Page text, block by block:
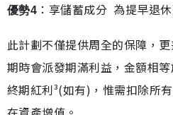
優勢4 ：享儲蓄成分 為提早退
此計劃不僅提供周全的保障，
期時會派發期滿利益，金額相
終期紅利³(如有)，惟需扣除所